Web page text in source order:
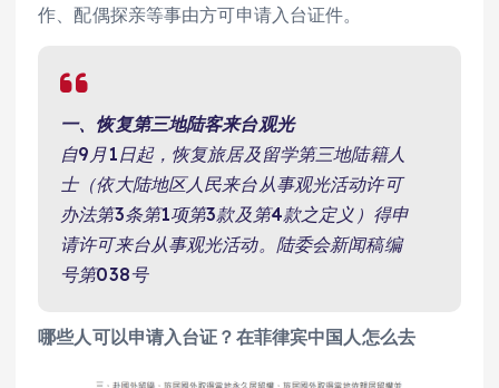
作、配偶探亲等事由方可申请入台证件。
一、恢复第三地陆客来台观光
自9月1日起，恢复旅居及留学第三地陆籍人
士（依大陆地区人民来台从事观光活动许可
办法第3条第1项第3款及第4款之定义）得申
请许可来台从事观光活动。陆委会新闻稿编
号第038号
哪些人可以申请入台证？在菲律宾中国人怎么去